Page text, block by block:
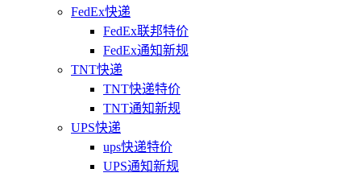
FedEx快递
FedEx联邦特价
FedEx通知新规
TNT快递
TNT快递特价
TNT通知新规
UPS快递
ups快递特价
UPS通知新规